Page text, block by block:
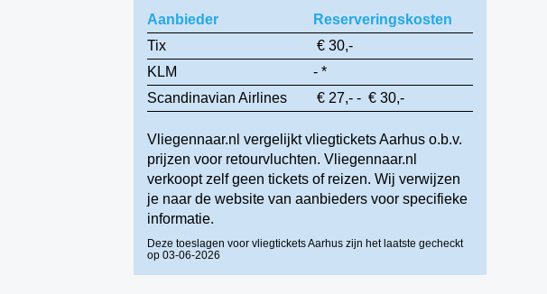
Aanbieder
Reserveringskosten
Tix
€ 30,-
KLM
- *
Scandinavian Airlines
€ 27,- - € 30,-
Vliegennaar.nl vergelijkt vliegtickets Aarhus o.b.v.
prijzen voor retourvluchten. Vliegennaar.nl
verkoopt zelf geen tickets of reizen. Wij verwijzen
je naar de website van aanbieders voor specifieke
informatie.
Deze toeslagen voor vliegtickets Aarhus zijn het laatste gecheckt
op 03-06-2026